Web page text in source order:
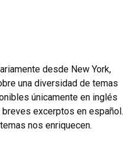
desde New York,
una diversidad de temas
únicamente en inglés
excerptos en español.
nos enriquecen.